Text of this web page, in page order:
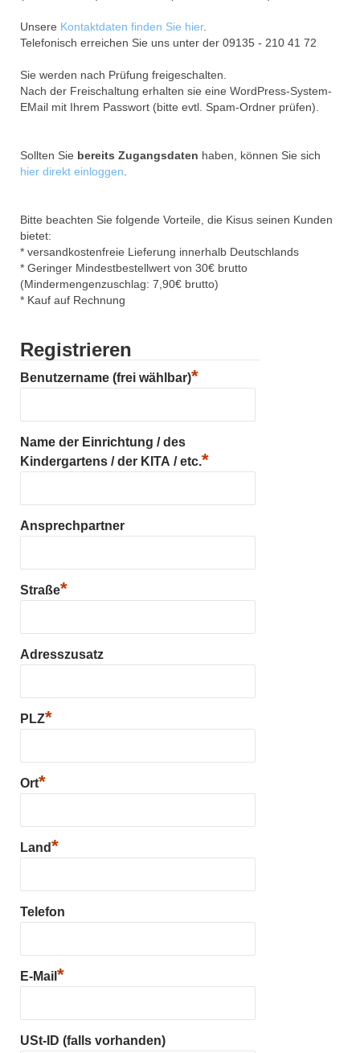
Unsere Kontaktdaten finden Sie hier.
Telefonisch erreichen Sie uns unter der 09135 - 210 41 72
Sie werden nach Prüfung freigeschalten.
Nach der Freischaltung erhalten sie eine WordPress-System-
EMail mit Ihrem Passwort (bitte evtl. Spam-Ordner prüfen).
Sollten Sie bereits Zugangsdaten haben, können Sie sich
hier direkt einloggen.
Bitte beachten Sie folgende Vorteile, die Kisus seinen Kunden
bietet:
* versandkostenfreie Lieferung innerhalb Deutschlands
* Geringer Mindestbestellwert von 30€ brutto
(Mindermengenzuschlag: 7,90€ brutto)
* Kauf auf Rechnung
Registrieren
Benutzername (frei wählbar)*
Name der Einrichtung / des
Kindergartens / der KITA / etc.*
Ansprechpartner
Straße*
Adresszusatz
PLZ*
Ort*
Land*
Telefon
E-Mail *
USt-ID (falls vorhanden)